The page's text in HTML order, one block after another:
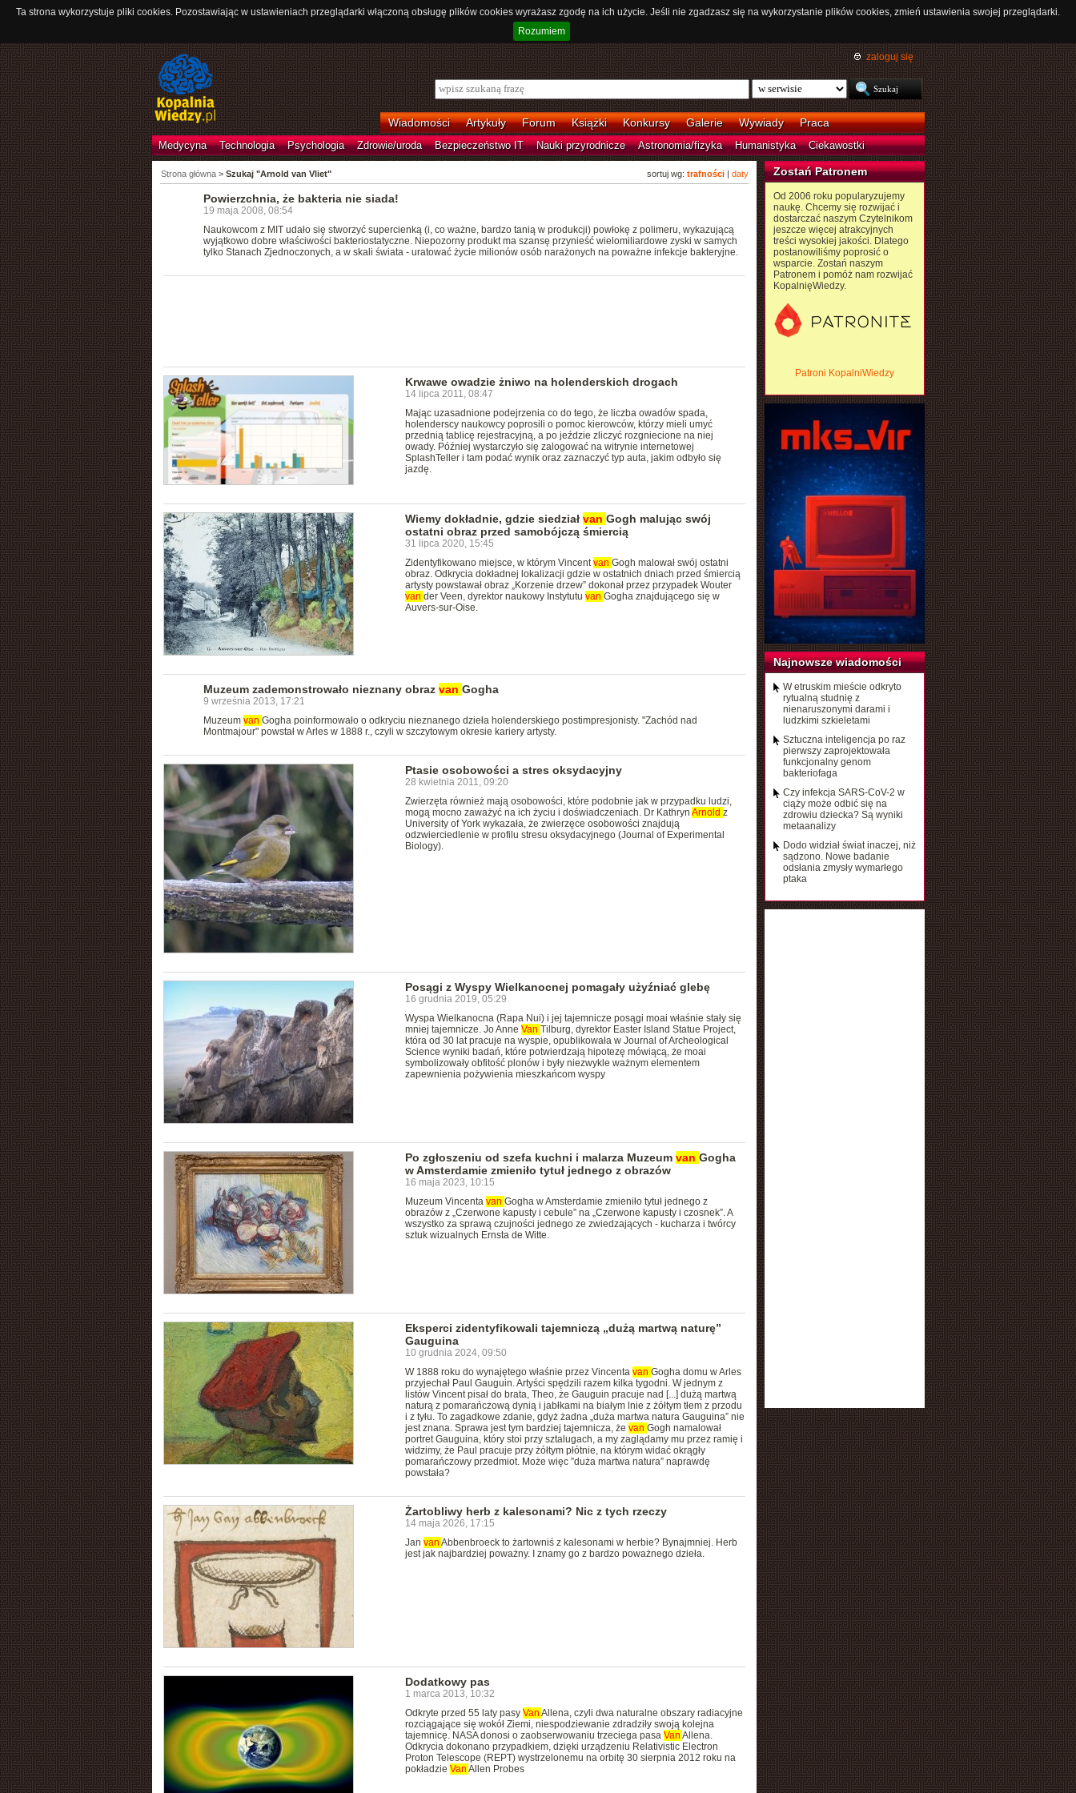
Ta strona wykorzystuje pliki cookies. Pozostawiając w ustawieniach przeglądarki włączoną obsługę plików cookies wyrażasz zgodę na ich użycie. Jeśli nie zgadzasz się na wykorzystanie plików cookies, zmień ustawienia swojej przeglądarki.
Rozumiem
zaloguj się
Wiadomości Artykuły Forum Książki Konkursy Galerie Wywiady Praca
Medycyna Technologia Psychologia Zdrowie/uroda Bezpieczeństwo IT Nauki przyrodnicze Astronomia/fizyka Humanistyka Ciekawostki
sortuj wg: trafności| daty
Strona główna> Szukaj "Arnold van Vliet"
Powierzchnia, że bakteria nie siada!
19 maja 2008, 08:54
Naukowcom z MIT udało się stworzyć supercienką (i, co ważne, bardzo tanią w produkcji) powłokę z polimeru, wykazującą
wyjątkowo dobre właściwości bakteriostatyczne. Niepozorny produkt ma szansę przynieść wielomiliardowe zyski w samych
tylko Stanach Zjednoczonych, a w skali świata - uratować życie milionów osób narażonych na poważne infekcje bakteryjne.
Krwawe owadzie żniwo na holenderskich drogach
14 lipca 2011, 08:47
Mając uzasadnione podejrzenia co do tego, że liczba owadów spada,
holenderscy naukowcy poprosili o pomoc kierowców, którzy mieli umyć
przednią tablicę rejestracyjną, a po jeździe zliczyć rozgniecione na niej
owady. Później wystarczyło się zalogować na witrynie internetowej
SplashTeller i tam podać wynik oraz zaznaczyć typ auta, jakim odbyło się
jazdę.
Wiemy dokładnie, gdzie siedział van Gogh malując swój
ostatni obraz przed samobójczą śmiercią
31 lipca 2020, 15:45
Zidentyfikowano miejsce, w którym Vincent van Gogh malował swój ostatni
obraz. Odkrycia dokładnej lokalizacji gdzie w ostatnich dniach przed śmiercią
artysty powstawał obraz „Korzenie drzew” dokonał przez przypadek Wouter
van der Veen, dyrektor naukowy Instytutu van Gogha znajdującego się w
Auvers-sur-Oise.
Muzeum zademonstrowało nieznany obraz van Gogha
9 września 2013, 17:21
Muzeum van Gogha poinformowało o odkryciu nieznanego dzieła holenderskiego postimpresjonisty. "Zachód nad
Montmajour" powstał w Arles w 1888 r., czyli w szczytowym okresie kariery artysty.
Ptasie osobowości a stres oksydacyjny
28 kwietnia 2011, 09:20
Zwierzęta również mają osobowości, które podobnie jak w przypadku ludzi,
mogą mocno zaważyć na ich życiu i doświadczeniach. Dr Kathryn Arnold z
University of York wykazała, że zwierzęce osobowości znajdują
odzwierciedlenie w profilu stresu oksydacyjnego (Journal of Experimental
Biology).
Posągi z Wyspy Wielkanocnej pomagały użyźniać glebę
16 grudnia 2019, 05:29
Wyspa Wielkanocna (Rapa Nui) i jej tajemnicze posągi moai właśnie stały się
mniej tajemnicze. Jo Anne Van Tilburg, dyrektor Easter Island Statue Project,
która od 30 lat pracuje na wyspie, opublikowała w Journal of Archeological
Science wyniki badań, które potwierdzają hipotezę mówiącą, że moai
symbolizowały obfitość plonów i były niezwykle ważnym elementem
zapewnienia pożywienia mieszkańcom wyspy
Po zgłoszeniu od szefa kuchni i malarza Muzeum van Gogha
w Amsterdamie zmieniło tytuł jednego z obrazów
16 maja 2023, 10:15
Muzeum Vincenta van Gogha w Amsterdamie zmieniło tytuł jednego z
obrazów z „Czerwone kapusty i cebule” na „Czerwone kapusty i czosnek”. A
wszystko za sprawą czujności jednego ze zwiedzających - kucharza i twórcy
sztuk wizualnych Ernsta de Witte.
Eksperci zidentyfikowali tajemniczą „dużą martwą naturę”
Gauguina
10 grudnia 2024, 09:50
W 1888 roku do wynajętego właśnie przez Vincenta van Gogha domu w Arles
przyjechał Paul Gauguin. Artyści spędzili razem kilka tygodni. W jednym z
listów Vincent pisał do brata, Theo, że Gauguin pracuje nad [...] dużą martwą
naturą z pomarańczową dynią i jabłkami na białym lnie z żółtym tłem z przodu
i z tyłu. To zagadkowe zdanie, gdyż żadna „duża martwa natura Gauguina” nie
jest znana. Sprawa jest tym bardziej tajemnicza, że van Gogh namalował
portret Gauguina, który stoi przy sztalugach, a my zaglądamy mu przez ramię i
widzimy, że Paul pracuje przy żółtym płótnie, na którym widać okrągły
pomarańczowy przedmiot. Może więc ”duża martwa natura” naprawdę
powstała?
Żartobliwy herb z kalesonami? Nic z tych rzeczy
14 maja 2026, 17:15
Jan van Abbenbroeck to żartowniś z kalesonami w herbie? Bynajmniej. Herb
jest jak najbardziej poważny. I znamy go z bardzo poważnego dzieła.
Dodatkowy pas
1 marca 2013, 10:32
Odkryte przed 55 laty pasy Van Allena, czyli dwa naturalne obszary radiacyjne
rozciągające się wokół Ziemi, niespodziewanie zdradziły swoją kolejna
tajemnicę. NASA donosi o zaobserwowaniu trzeciega pasa Van Allena.
Odkrycia dokonano przypadkiem, dzięki urządzeniu Relativistic Electron
Proton Telescope (REPT) wystrzelonemu na orbitę 30 sierpnia 2012 roku na
pokładzie Van Allen Probes
Zostań Patronem
Od 2006 roku popularyzujemy
naukę. Chcemy się rozwijać i
dostarczać naszym Czytelnikom
jeszcze więcej atrakcyjnych
treści wysokiej jakości. Dlatego
postanowiliśmy poprosić o
wsparcie. Zostań naszym
Patronem i pomóż nam rozwijać
KopalnięWiedzy.
Patroni KopalniWiedzy
Najnowsze wiadomości
W etruskim mieście odkryto
rytualną studnię z
nienaruszonymi darami i
ludzkimi szkieletami
Sztuczna inteligencja po raz
pierwszy zaprojektowała
funkcjonalny genom
bakteriofaga
Czy infekcja SARS-CoV-2 w
ciąży może odbić się na
zdrowiu dziecka? Są wyniki
metaanalizy
Dodo widział świat inaczej, niż
sądzono. Nowe badanie
odsłania zmysły wymarłego
ptaka